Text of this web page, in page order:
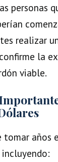
personas
realizar
la
viable.
tomar años